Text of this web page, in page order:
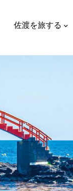
佐渡を旅する